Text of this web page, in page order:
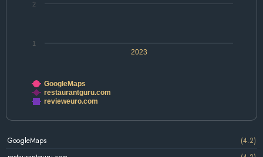
2023
1
2
GoogleMaps
restaurantguru.com
revieweuro.com
GoogleMaps
(4.2)